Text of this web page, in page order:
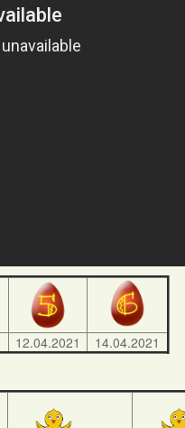
12.04.2021 14.04.2021